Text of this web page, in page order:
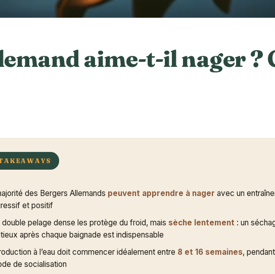
aime-t-il nager ?
des Bergers Allemands peuvent apprendre à nager avec un
et positif
double pelage dense les protège du froid, mais sèche lentement : un
après chaque baignade est indispensable
à l’eau doit commencer idéalement entre 8 et 16 semaines,
de socialisation